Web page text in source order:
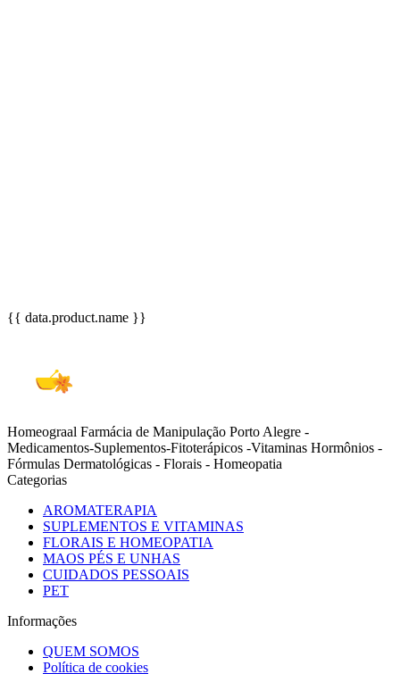
{{ data.product.name }}
Homeograal Farmácia de Manipulação Porto Alegre -
Medicamentos-Suplementos-Fitoterápicos -Vitaminas Hormônios -
Fórmulas Dermatológicas - Florais - Homeopatia
Categorias
AROMATERAPIA
SUPLEMENTOS E VITAMINAS
FLORAIS E HOMEOPATIA
MAOS PÉS E UNHAS
CUIDADOS PESSOAIS
PET
Informações
QUEM SOMOS
Política de cookies